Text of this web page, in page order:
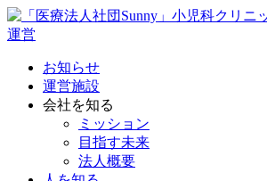
お知らせ
運営施設
会社を知る
ミッション
目指す未来
法人概要